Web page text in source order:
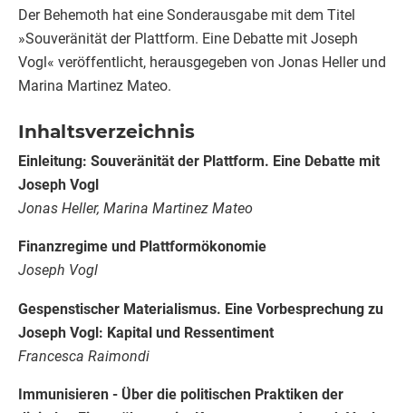
Der Behemoth hat eine Sonderausgabe mit dem Titel
»Souveränität der Plattform. Eine Debatte mit Joseph
Vogl« veröffentlicht, herausgegeben von Jonas Heller und
Marina Martinez Mateo.
Inhaltsverzeichnis
Einleitung: Souveränität der Plattform. Eine Debatte mit
Joseph Vogl
Jonas Heller, Marina Martinez Mateo
Finanzregime und Plattformökonomie
Joseph Vogl
Gespenstischer Materialismus. Eine Vorbesprechung zu
Joseph Vogl: Kapital und Ressentiment
Francesca Raimondi
Immunisieren - Über die politischen Praktiken der